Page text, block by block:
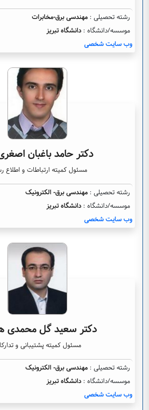
رشته تحصیلی : مهندسی برق-مخابرات
موسسه/دانشگاه : دانشگاه تبریز
وب سایت شخصی
دکتر حامد باغبان
مسئول کمیته ارتباطات و اطلاع
رشته تحصیلی : مهندسی برق- الکترونیک
موسسه/دانشگاه : دانشگاه تبریز
وب سایت شخصی
دکتر سعید گل محمدی
مسئول کمیته پشتیبانی و
رشته تحصیلی : مهندسی برق- الکترونیک
موسسه/دانشگاه : دانشگاه تبریز
وب سایت شخصی